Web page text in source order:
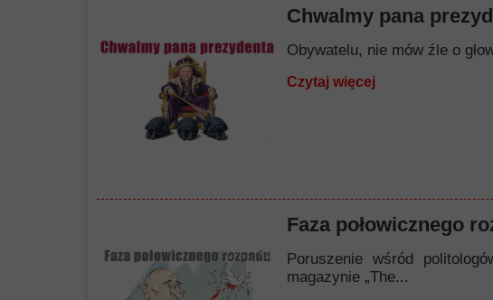
Chwalmy pana
Obywatelu, nie mów źle o
Czytaj więcej
Faza połowicznego
Poruszenie wśród
magazynie „The...